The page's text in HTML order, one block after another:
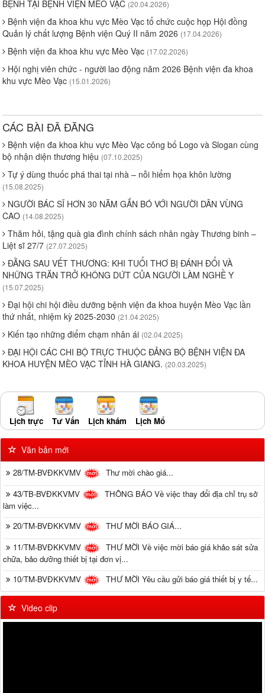
BỆNH TẠI BỆNH VIỆN MÈO VẠC (20.04.2026)
Bệnh viện đa khoa khu vực Mèo Vạc tổ chức cuộc họp Hội đồng
Quản lý chất lượng Bệnh viện Quý II năm 2026 (17.04.2026)
Bệnh viện đa khoa khu vực Mèo Vạc (17.02.2026)
Hội nghị viên chức - người lao động năm 2026 Bệnh viện đa khoa
khu vực Mèo Vạc (15.01.2026)
CÁC BÀI ĐÃ ĐĂNG
Bệnh viện đa khoa khu vực Mèo Vạc công bố Logo và Slogan cùng
bộ nhận diện thương hiệu (07.10.2025)
Tự ý dùng thuốc phá thai tại nhà – nỗi hiểm họa khôn lường
(15.08.2025)
NGƯỜI BÁC SĨ HƠN 30 NĂM GẮN BÓ VỚI NGƯỜI DÂN VÙNG
CAO (14.08.2025)
Thăm hỏi, tặng quà gia đình chính sách nhân ngày Thương binh –
Liệt sĩ 27/7 (27.07.2025)
ĐẰNG SAU VẾT THƯƠNG: KHI TUỔI THƠ BỊ ĐÁNH ĐỔI VÀ
NHỮNG TRĂN TRỞ KHÔNG DỨT CỦA NGƯỜI LÀM NGHỀ Y
(15.07.2025)
Đại hội chi hội điều dưỡng bệnh viện đa khoa huyện Mèo Vạc lần
thứ nhất, nhiệm kỳ 2025-2030 (21.04.2025)
Kiến tạo những điểm chạm nhân ái (02.04.2025)
ĐẠI HỘI CÁC CHI BỘ TRỰC THUỘC ĐẢNG BỘ BỆNH VIỆN ĐA
KHOA HUYỆN MÈO VẠC TỈNH HÀ GIANG. (20.03.2025)
Lịch trực Tư Vấn Lịch khám Lịch Mổ
Văn bản mới
28/TM-BVĐKKVMV
Thư mời chào giá...
43/TB-BVĐKKVMV
THÔNG BÁO Về việc thay đổi địa chỉ trụ sở
làm việc...
20/TM-BVĐKKVMV
THƯ MỜI BÁO GIÁ...
11/TM-BVĐKKVMV
THƯ MỜI Về việc mời báo giá khảo sát sửa
chữa, bảo dưỡng thiết bị tại đơn vị...
10/TM-BVĐKKVMV
THƯ MỜI Yêu cầu gửi báo giá thiết bị y tế...
Video clip